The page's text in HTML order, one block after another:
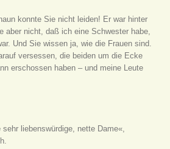
konnte Sie nicht leiden! Er war hinter
aber nicht, daß ich eine Schwester habe,
Und Sie wissen ja, wie die Frauen sind.
versessen, die beiden um die Ecke
erschossen haben – und meine Leute
liebenswürdige, nette Dame«,